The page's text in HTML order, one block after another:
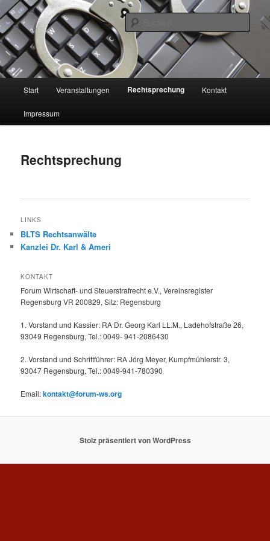
Zum
primären
Inhalt
springenForum Wirtschafts- und
Steuerstrafrecht e.V.
Start Veranstaltungen Rechtsprechung Kontakt
Impressum
Rechtsprechung
LINKS
BLTS Rechtsanwälte
Kanzlei Dr. Karl & Ameri
KONTAKT
Forum Wirtschaft- und Steuerstrafrecht e.V., Vereinsregister
Regensburg VR 200829, Sitz: Regensburg
1. Vorstand und Kassier: RA Dr. Georg Karl LL.M., Ladehofstraße 26,
93049 Regensburg, Tel.: 0049- 941-2086430
2. Vorstand und Schriftführer: RA Jörg Meyer, Kumpfmühlerstr. 3,
93047 Regensburg, Tel.: 0049-941-780390
Email:kontakt@forum-ws.org
Stolz präsentiert von WordPress